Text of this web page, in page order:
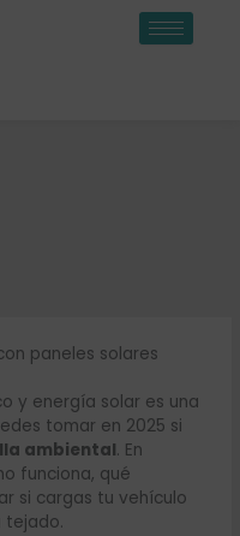
paneles solares
y energía solar es una
tomar en 2025 si
ambiental. En
funciona, qué
si cargas tu vehículo
tejado.